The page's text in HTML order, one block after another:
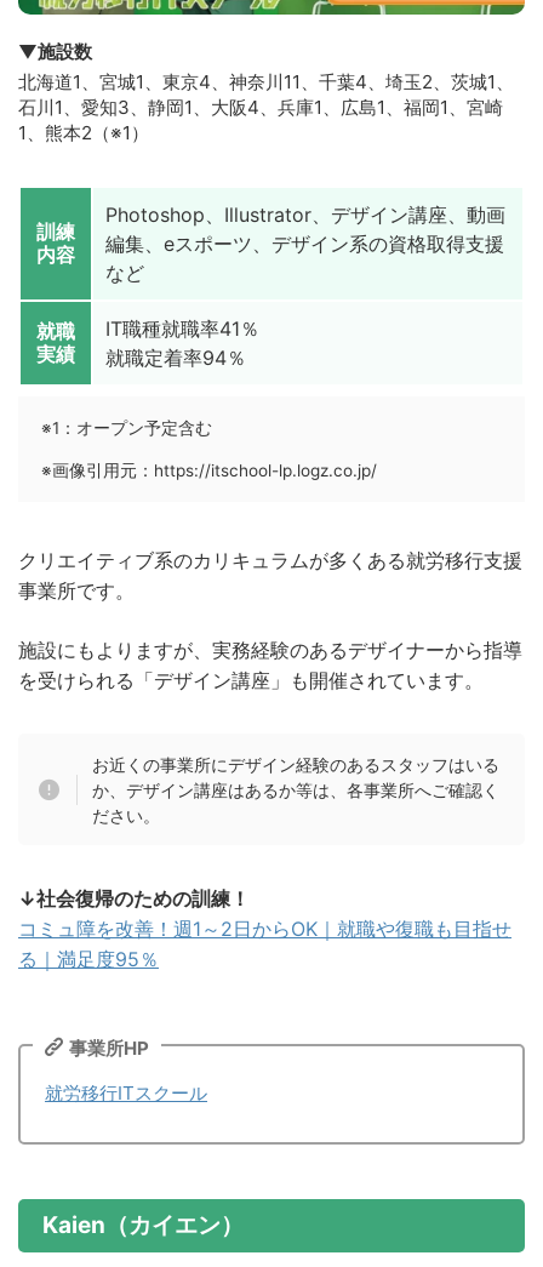
▼施設数
北海道1、宮城1、東京4、神奈川11、千葉4、埼玉2、茨城1、
石川1、愛知3、静岡1、大阪4、兵庫1、広島1、福岡1、宮崎
1、熊本2（※1）
訓練
内容
Photoshop、Illustrator、デザイン講座、動画
編集、eスポーツ、デザイン系の資格取得支援
など
就職
実績
IT職種就職率41％
就職定着率94％
※1：オープン予定含む
※画像引用元：https://itschool-lp.logz.co.jp/
クリエイティブ系のカリキュラムが多くある就労移行支援
事業所です。
施設にもよりますが、実務経験のあるデザイナーから指導
を受けられる「デザイン講座」も開催されています。
お近くの事業所にデザイン経験のあるスタッフはいる
か、デザイン講座はあるか等は、各事業所へご確認く
ださい。
↓社会復帰のための訓練！
コミュ障を改善！週1～2日からOK｜就職や復職も目指せ
る｜満足度95％
事業所HP
就労移行ITスクール
Kaien（カイエン）